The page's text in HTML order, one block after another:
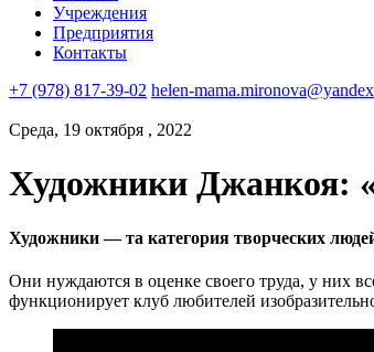
Учреждения
Предприятия
Контакты
+7 (978) 817-39-02 helen-
Среда, 19 октября , 2022
Художники Джанкоя:
Художники — та категория творческих
Они нуждаются в оценке своего труда, у них
функционирует клуб любителей